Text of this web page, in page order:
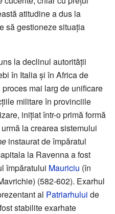
atitudine a dus la
să gestioneze situația
la declinul autorității
în Italia și în Africa de
mai larg de unificare
militare în provinciile
inițiat într-o primă formă
la crearea sistemului
instaurat de împăratul
la Ravenna a fost
împăratului Mauriciu (în
(582-602). Exarhul
al Patriarhului de
stabilite exarhate